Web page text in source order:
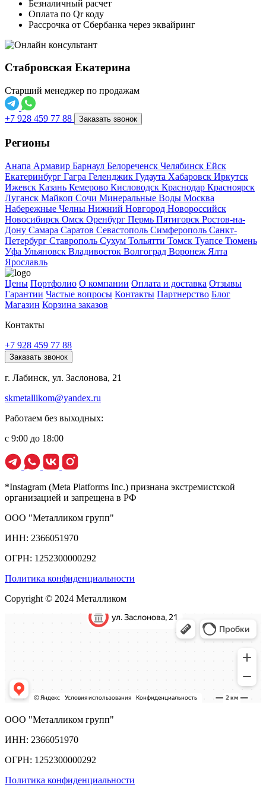
Безналичный расчет
Оплата по Qr коду
Рассрочка от Сбербанка через эквайринг
Стабровская Екатерина
Старший менеджер по продажам
+7 928 459 77 88 Заказать звонок
Регионы
Анапа Армавир Барнаул Белореченск Челябинск Ейск
Екатеринбург Гагра Геленджик Гудаута Хабаровск Иркутск
Ижевск Казань Кемерово Кисловодск Краснодар Красноярск
Луганск Майкоп Сочи Минеральные Воды Москва
Набережные Челны Нижний Новгород Новороссийск
Новосибирск Омск Оренбург Пермь Пятигорск Ростов-на-
Дону Самара Саратов Севастополь Симферополь Санкт-
Петербург Ставрополь Сухум Тольятти Томск Туапсе Тюмень
Уфа Ульяновск Владивосток Волгоград Воронеж Ялта
Ярославль
Цены Портфолио О компании Оплата и доставка Отзывы
Гарантии Частые вопросы Контакты Партнерство Блог
Магазин Корзина заказов
Контакты
+7 928 459 77 88
Заказать звонок
г. Лабинск, ул. Заслонова, 21
skmetallikom@yandex.ru
Работаем без выходных:
с 9:00 до 18:00
*Instagram (Meta Platforms Inc.) признана экстремистской
организацией и запрещена в РФ
ООО "Металликом групп"
ИНН: 2366051970
ОГРН: 1252300000292
Политика конфиденциальности
Copyright © 2024 Металликом
ООО "Металликом групп"
ИНН: 2366051970
ОГРН: 1252300000292
Политика конфиденциальности